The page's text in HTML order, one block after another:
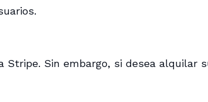
Sin embargo, si desea alquilar